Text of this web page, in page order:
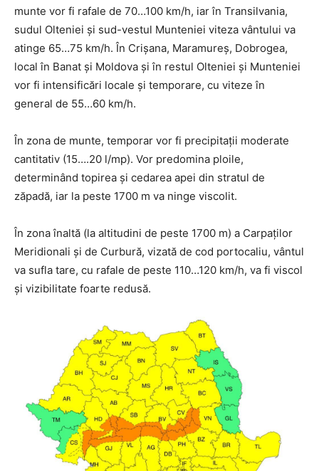
munte vor fi rafale de 70…100 km/h, iar în Transilvania,
sudul Olteniei și sud-vestul Munteniei viteza vântului va
atinge 65…75 km/h. În Crișana, Maramureș, Dobrogea,
local în Banat și Moldova și în restul Olteniei și Munteniei
vor fi intensificări locale și temporare, cu viteze în
general de 55…60 km/h.
În zona de munte, temporar vor fi precipitații moderate
cantitativ (15….20 l/mp). Vor predomina ploile,
determinând topirea și cedarea apei din stratul de
zăpadă, iar la peste 1700 m va ninge viscolit.
În zona înaltă (la altitudini de peste 1700 m) a Carpaților
Meridionali și de Curbură, vizată de cod portocaliu, vântul
va sufla tare, cu rafale de peste 110…120 km/h, va fi viscol
și vizibilitate foarte redusă.